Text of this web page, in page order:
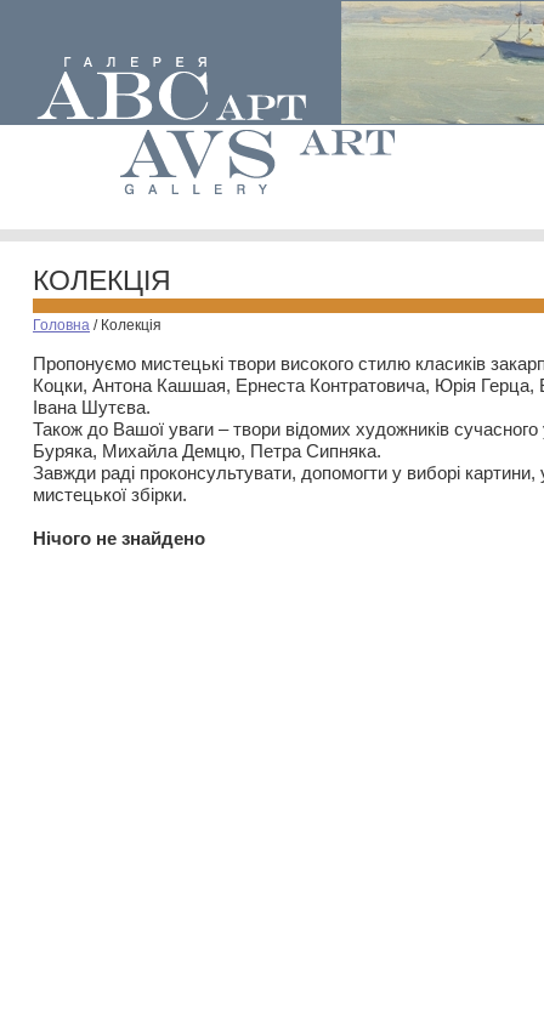
КОЛЕКЦІЯ
Головна / Колекція
Пропонуємо мистецькі твори високого стилю класиків
Коцки, Антона Кашшая, Ернеста Контратовича, Юрія
Івана Шутєва.
Також до Вашої уваги – твори відомих художників
Буряка, Михайла Демцю, Петра Сипняка.
Завжди раді проконсультувати, допомогти у виборі картини,
мистецької збірки.
Нiчого не знайдено